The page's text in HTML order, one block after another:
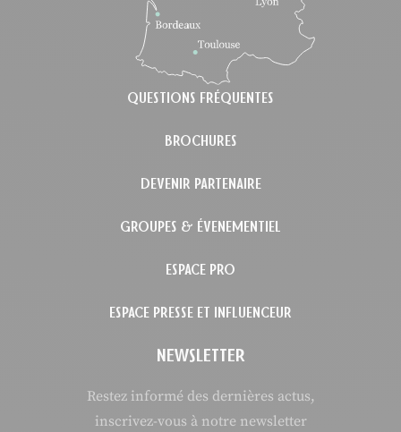
QUESTIONS FRÉQUENTES
BROCHURES
DEVENIR PARTENAIRE
GROUPES & ÉVENEMENTIEL
ESPACE PRO
ESPACE PRESSE ET INFLUENCEUR
NEWSLETTER
Restez informé des dernières actus,
inscrivez-vous à notre newsletter